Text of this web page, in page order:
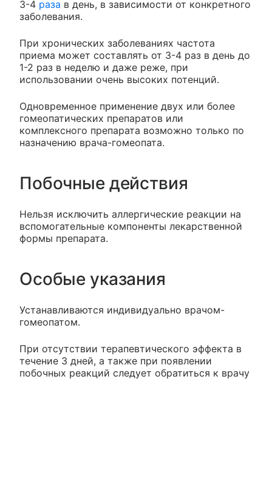
3-4 раза в день, в зависимости от конкретного
заболевания.
При хронических заболеваниях частота
приема может составлять от 3-4 раз в день до
1-2 раз в неделю и даже реже, при
использовании очень высоких потенций.
Одновременное применение двух или более
гомеопатических препаратов или
комплексного препарата возможно только по
назначению врача-гомеопата.
Побочные действия
Нельзя исключить аллергические реакции на
вспомогательные компоненты лекарственной
формы препарата.
Особые указания
Устанавливаются индивидуально врачом-
гомеопатом.
При отсутствии терапевтического эффекта в
течение 3 дней, а также при появлении
побочных реакций следует обратиться к врачу